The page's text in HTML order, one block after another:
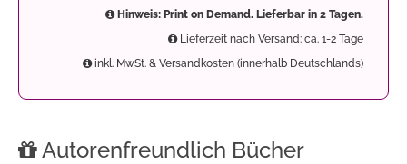
Hinweis: Print on Demand. Lieferbar in 2 Tagen.
Lieferzeit nach Versand: ca. 1-2 Tage
inkl. MwSt. & Versandkosten (innerhalb Deutschlands)
Autorenfreundlich Bücher